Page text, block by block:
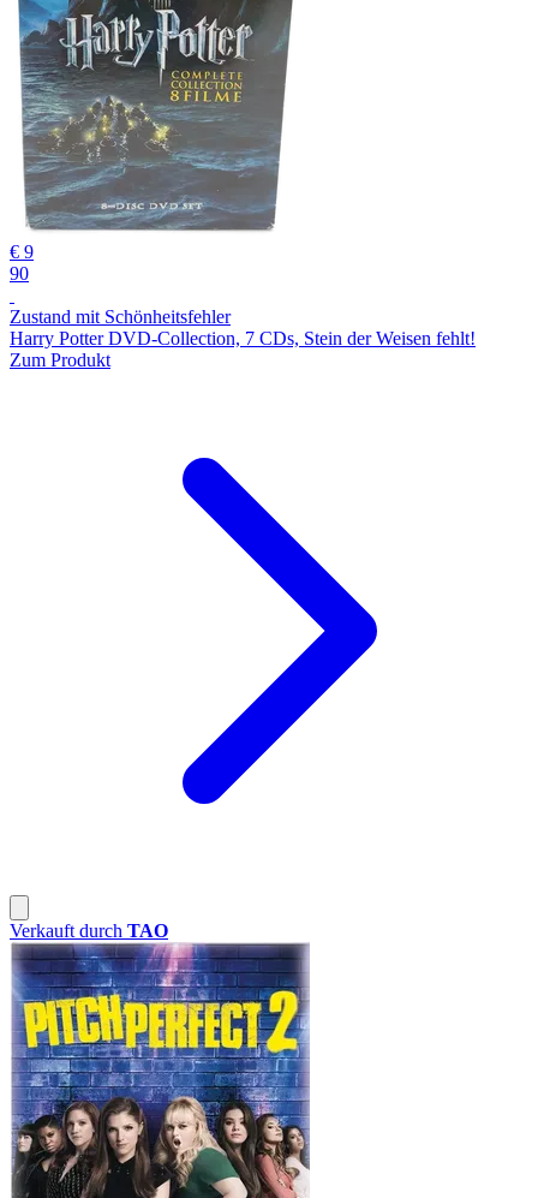
€ 9
90
Zustand mit Schönheitsfehler
Harry Potter DVD-Collection, 7 CDs, Stein der Weisen fehlt!
Zum Produkt
Verkauft durch TAO